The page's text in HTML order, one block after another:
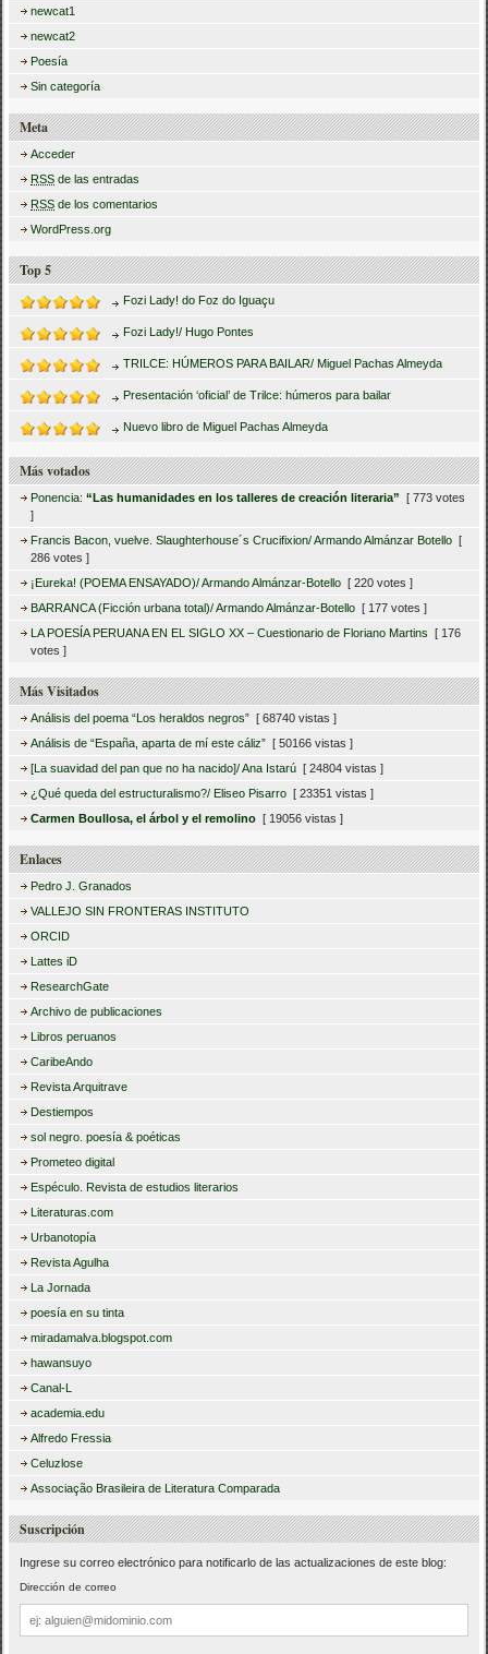
newcat1
newcat2
Poesía
Sin categoría
Meta
Acceder
RSS de las entradas
RSS de los comentarios
WordPress.org
Top 5
Fozi Lady! do Foz do Iguaçu
Fozi Lady!/ Hugo Pontes
TRILCE: HÚMEROS PARA BAILAR/ Miguel Pachas Almeyda
Presentación ‘oficial’ de Trilce: húmeros para bailar
Nuevo libro de Miguel Pachas Almeyda
Más votados
Ponencia:“Las humanidades en los talleres de creación literaria”
[ 773 votes
]
Francis Bacon, vuelve. Slaughterhouse´s Crucifixion/ Armando Almánzar Botello [
286 votes ]
¡Eureka! (POEMA ENSAYADO)/ Armando Almánzar-Botello [ 220 votes ]
BARRANCA (Ficción urbana total)/ Armando Almánzar-Botello [ 177 votes ]
LA POESÍA PERUANA EN EL SIGLO XX – Cuestionario de Floriano Martins
[ 176
votes ]
Más Visitados
Análisis del poema “Los heraldos negros” [ 68740 vistas ]
Análisis de “España, aparta de mí este cáliz” [ 50166 vistas ]
[La suavidad del pan que no ha nacido]/ Ana Istarú [ 24804 vistas ]
¿Qué queda del estructuralismo?/ Eliseo Pisarro [ 23351 vistas ]
Carmen Boullosa, el árbol y el remolino [ 19056 vistas ]
Enlaces
Pedro J. Granados
VALLEJO SIN FRONTERAS INSTITUTO
ORCID
Lattes iD
ResearchGate
Archivo de publicaciones
Libros peruanos
CaribeAndo
Revista Arquitrave
Destiempos
sol negro. poesía & poéticas
Prometeo digital
Espéculo. Revista de estudios literarios
Literaturas.com
Urbanotopía
Revista Agulha
La Jornada
poesía en su tinta
miradamalva.blogspot.com
hawansuyo
Canal-L
academia.edu
Alfredo Fressia
Celuzlose
Associação Brasileira de Literatura Comparada
Suscripción
Ingrese su correo electrónico para notificarlo de las actualizaciones de este blog:
Dirección de correo
Dirección
de
correo